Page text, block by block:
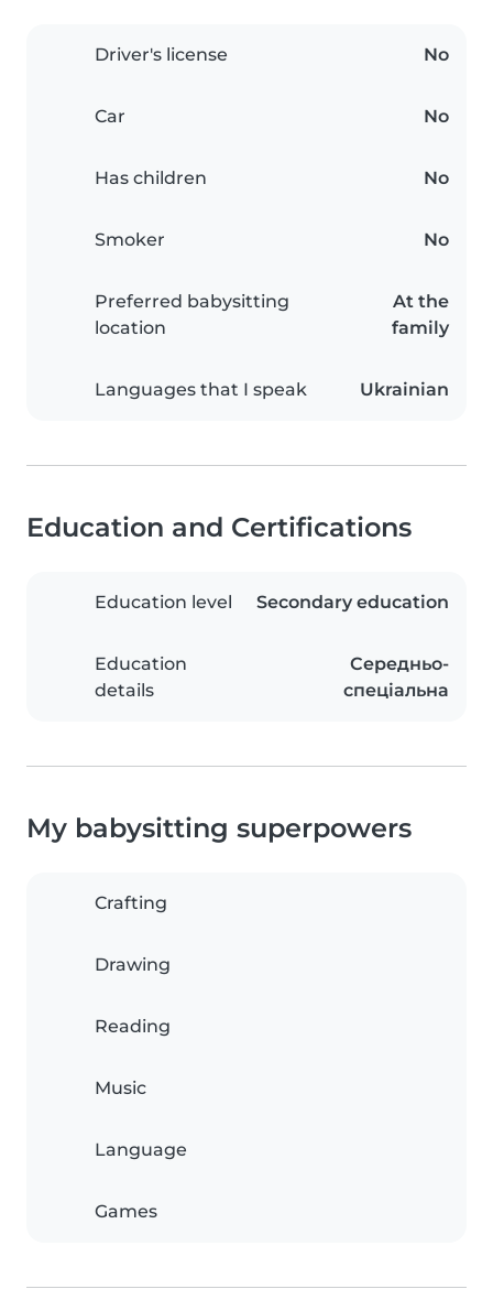
Driver's license No
Car No
Has children No
Smoker No
Preferred babysitting
location
At the
family
Languages that I speak Ukrainian
Education and Certifications
Education level Secondary education
Education
details
Середньо-
спеціальна
My babysitting superpowers
Crafting
Drawing
Reading
Music
Language
Games